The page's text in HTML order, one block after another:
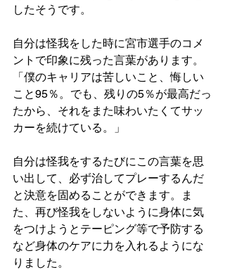
したそうです。
自分は怪我をした時に宮市選手のコメ
ントで印象に残った言葉があります。
「僕のキャリアは苦しいこと、悔しい
こと95％。でも、残りの5％が最高だっ
たから、それをまた味わいたくてサッ
カーを続けている。」
自分は怪我をするたびにこの言葉を思
い出して、必ず治してプレーするんだ
と決意を固めることができます。ま
た、再び怪我をしないように身体に気
をつけようとテーピング等で予防する
など身体のケアに力を入れるようにな
りました。